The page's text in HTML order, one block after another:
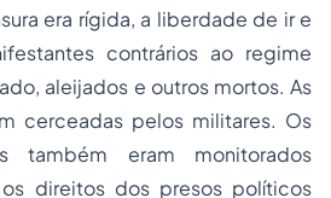
era rígida, a liberdade de ir e
contrários ao regime
aleijados e outros mortos. As
cerceadas pelos militares. Os
também eram monitorados
direitos dos presos políticos